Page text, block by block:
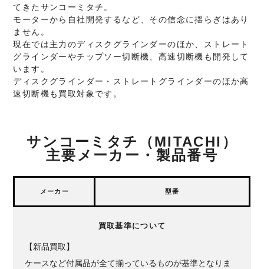
てきたサンコーミタチ。
モーターから自社開発するなど、その信念に揺らぎはあり
ません。
現在では主力のディスクグラインダーのほか、ストレート
グラインダーやチップソー切断機、高速切断機も開発して
います。
ディスクグラインダー・ストレートグラインダーのほか高
速切断機も買取対象です。
サンコーミタチ（MITACHI）
主要メーカー・製品番号
メーカー 型番
買取基準について
【新品買取】
ケースなど付属品が全て揃っているものが基準となりま